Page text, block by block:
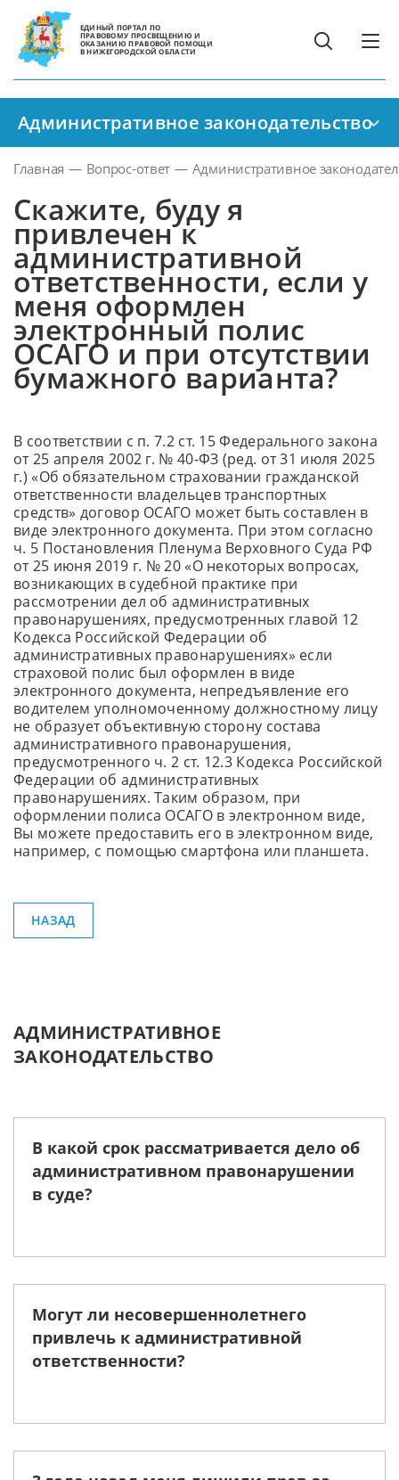
ЕДИНЫЙ ПОРТАЛ ПО
ПРАВОВОМУ ПРОСВЕЩЕНИЮ И
ОКАЗАНИЮ ПРАВОВОЙ ПОМОЩИ
В НИЖЕГОРОДСКОЙ ОБЛАСТИ
Административное законодательство
Главная — Вопрос-ответ — Административное
Скажите, буду я
привлечен к
административной
ответственности, если у
меня оформлен
электронный полис
ОСАГО и при отсутствии
бумажного варианта?
В соответствии с п. 7.2 ст. 15 Федерального закона
от 25 апреля 2002 г. № 40-ФЗ (ред. от 31 июля 2025
г.) «Об обязательном страховании гражданской
ответственности владельцев транспортных
средств» договор ОСАГО может быть составлен в
виде электронного документа. При этом согласно
ч. 5 Постановления Пленума Верховного Суда РФ
от 25 июня 2019 г. № 20 «О некоторых вопросах,
возникающих в судебной практике при
рассмотрении дел об административных
правонарушениях, предусмотренных главой 12
Кодекса Российской Федерации об
административных правонарушениях» если
страховой полис был оформлен в виде
электронного документа, непредъявление его
водителем уполномоченному должностному лицу
не образует объективную сторону состава
административного правонарушения,
предусмотренного ч. 2 ст. 12.3 Кодекса Российской
Федерации об административных
правонарушениях. Таким образом, при
оформлении полиса ОСАГО в электронном виде,
Вы можете предоставить его в электронном виде,
например, с помощью смартфона или планшета.
НАЗАД
АДМИНИСТРАТИВНОЕ
ЗАКОНОДАТЕЛЬСТВО
В какой срок рассматривается дело об
административном правонарушении
в суде?
Могут ли несовершеннолетнего
привлечь к административной
ответственности?